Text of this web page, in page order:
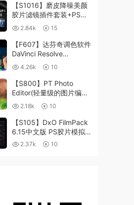
【S1016】磨皮降噪美颜
胶片滤镜插件套装+PS动
作 Imagenomic
Professional Plugin Suite
v2027 Win汉化中文版
2.84k 15
【F607】达芬奇调色软件
DaVinci Resolve
Studio18.6Win、Mac 中
文/英文
4.26k 10
【S800】PT Photo
Editor(轻量级的图片编辑
工具)5.10.3汉化版 WIN
2.18k 10
【S105】DxO FilmPack
6.15中文版 PS胶片模拟
滤镜支持WIN/MAC
2.37k 10